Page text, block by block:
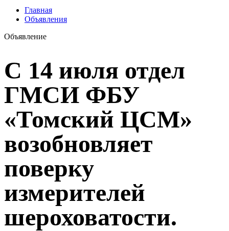
Главная
Объявления
Объявление
С 14 июля отдел
ГМСИ ФБУ
«Томский ЦСМ»
возобновляет
поверку
измерителей
шероховатости.